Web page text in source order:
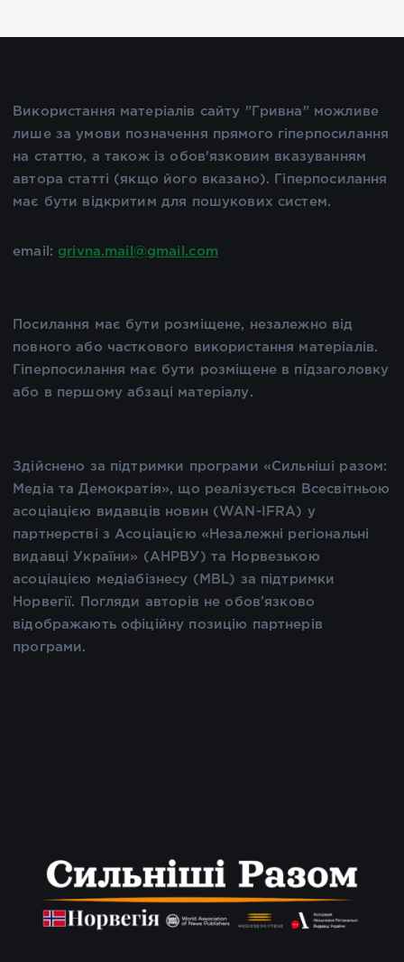
Використання матеріалів сайту "Гривна" можливе
лише за умови позначення прямого гіперпосилання
на статтю, а також із обов'язковим вказуванням
автора статті (якщо його вказано). Гіперпосилання
має бути відкритим для пошукових систем.
email: grivna.mail@gmail.com
Посилання має бути розміщене, незалежно від
повного або часткового використання матеріалів.
Гіперпосилання має бути розміщене в підзаголовку
або в першому абзаці матеріалу.
Здійснено за підтримки програми «Сильніші разом:
Медіа та Демократія», що реалізується Всесвітньою
асоціацією видавців новин (WAN-IFRA) у
партнерстві з Асоціацією «Незалежні регіональні
видавці України» (АНРВУ) та Норвезькою
асоціацією медіабізнесу (MBL) за підтримки
Норвегії. Погляди авторів не обов’язково
відображають офіційну позицію партнерів
програми.